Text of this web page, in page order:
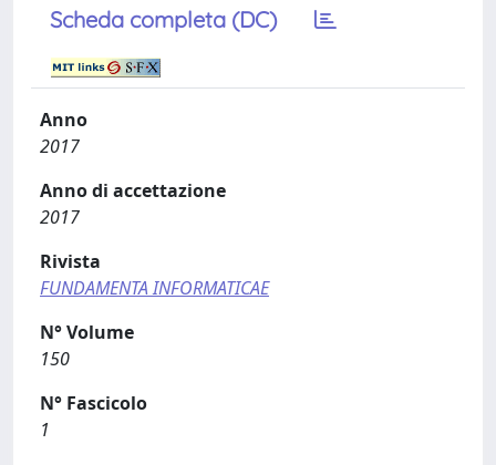
Scheda completa (DC)
Anno
2017
Anno di accettazione
2017
Rivista
FUNDAMENTA INFORMATICAE
N° Volume
150
N° Fascicolo
1